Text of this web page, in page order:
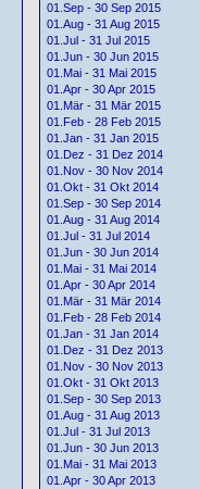
01.Sep - 30 Sep 2015
01.Aug - 31 Aug 2015
01.Jul - 31 Jul 2015
01.Jun - 30 Jun 2015
01.Mai - 31 Mai 2015
01.Apr - 30 Apr 2015
01.Mär - 31 Mär 2015
01.Feb - 28 Feb 2015
01.Jan - 31 Jan 2015
01.Dez - 31 Dez 2014
01.Nov - 30 Nov 2014
01.Okt - 31 Okt 2014
01.Sep - 30 Sep 2014
01.Aug - 31 Aug 2014
01.Jul - 31 Jul 2014
01.Jun - 30 Jun 2014
01.Mai - 31 Mai 2014
01.Apr - 30 Apr 2014
01.Mär - 31 Mär 2014
01.Feb - 28 Feb 2014
01.Jan - 31 Jan 2014
01.Dez - 31 Dez 2013
01.Nov - 30 Nov 2013
01.Okt - 31 Okt 2013
01.Sep - 30 Sep 2013
01.Aug - 31 Aug 2013
01.Jul - 31 Jul 2013
01.Jun - 30 Jun 2013
01.Mai - 31 Mai 2013
01.Apr - 30 Apr 2013